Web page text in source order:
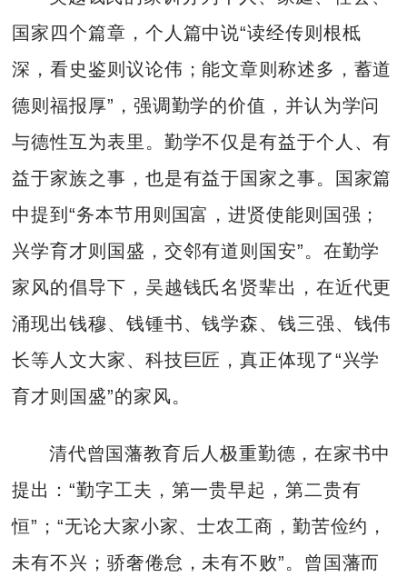
国家四个篇章，个人篇中说“读经传则根柢
深，看史鉴则议论伟；能文章则称述多，蓄道
德则福报厚”，强调勤学的价值，并认为学问
与德性互为表里。勤学不仅是有益于个人、有
益于家族之事，也是有益于国家之事。国家篇
中提到“务本节用则国富，进贤使能则国强；
兴学育才则国盛，交邻有道则国安”。在勤学
家风的倡导下，吴越钱氏名贤辈出，在近代更
涌现出钱穆、钱锺书、钱学森、钱三强、钱伟
长等人文大家、科技巨匠，真正体现了“兴学
育才则国盛”的家风。
清代曾国藩教育后人极重勤德，在家书中
提出：“勤字工夫，第一贵早起，第二贵有
恒”；“无论大家小家、士农工商，勤苦俭约，
未有不兴；骄奢倦怠，未有不败”。曾国藩而